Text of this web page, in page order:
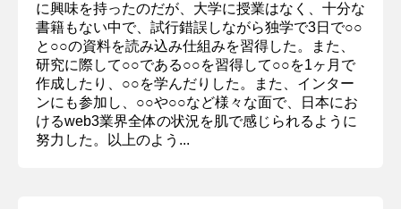
に興味を持ったのだが、大学に授業はなく、十分な
書籍もない中で、試行錯誤しながら独学で3日で○○
と○○の資料を読み込み仕組みを習得した。また、
研究に際して○○である○○を習得して○○を1ヶ月で
作成したり、○○を学んだりした。また、インター
ンにも参加し、○○や○○など様々な面で、日本にお
けるweb3業界全体の状況を肌で感じられるように
努力した。以上のよう...